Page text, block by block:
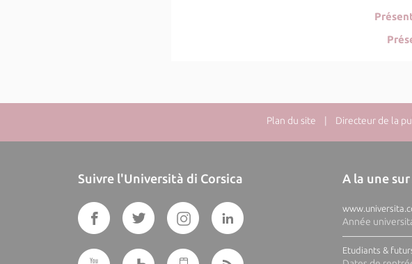
Plan du site | Directeur de la
Suivre l'Università di Corsica A la une
Année
Etudiants &